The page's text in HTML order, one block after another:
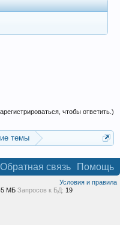
чтобы ответить.)
темы
Обратная связь Помощь
Условия и правила
МБ Запросов к БД: 19